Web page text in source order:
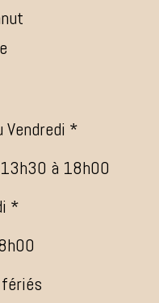
Vendredi *
à 18h00
*